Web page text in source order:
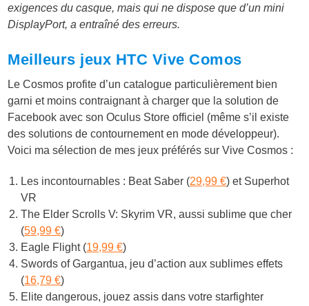
exigences du casque, mais qui ne dispose que d’un mini
DisplayPort, a entraîné des erreurs.
Meilleurs jeux HTC Vive Comos
Le Cosmos profite d’un catalogue particulièrement bien
garni et moins contraignant à charger que la solution de
Facebook avec son Oculus Store officiel (même s’il existe
des solutions de contournement en mode développeur).
Voici ma sélection de mes jeux préférés sur Vive Cosmos :
Les incontournables : Beat Saber (29,99 €) et Superhot
VR
The Elder Scrolls V: Skyrim VR, aussi sublime que cher
(59,99 €)
Eagle Flight (19,99 €)
Swords of Gargantua, jeu d’action aux sublimes effets
(16,79 €)
Elite dangerous, jouez assis dans votre starfighter